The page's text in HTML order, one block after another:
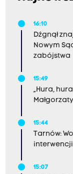
16:10
Dźgnął
Nowym
zabójstwa
15:49
„Hura,
15:44
Tarnów:
15:07